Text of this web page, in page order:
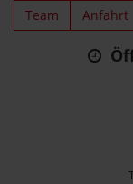
Team Anfahrt